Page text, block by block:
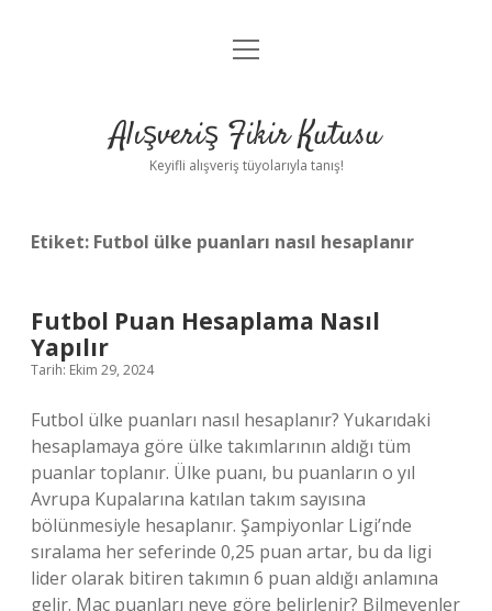
Anasayfa
Yasal Uyarı
menüyü
Alışveriş Fikir Kutusu
Keyifli alışveriş tüyolarıyla tanış!
Etiket: Futbol ülke puanları nasıl hesaplanır
Futbol Puan Hesaplama Nasıl
Yapılır
Tarih: Ekim 29, 2024
Futbol ülke puanları nasıl hesaplanır? Yukarıdaki
hesaplamaya göre ülke takımlarının aldığı tüm
puanlar toplanır. Ülke puanı, bu puanların o yıl
Avrupa Kupalarına katılan takım sayısına
bölünmesiyle hesaplanır. Şampiyonlar Ligi’nde
sıralama her seferinde 0,25 puan artar, bu da ligi
lider olarak bitiren takımın 6 puan aldığı anlamına
gelir. Maç puanları neye göre belirlenir? Bilmeyenler